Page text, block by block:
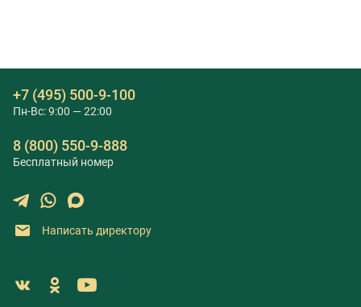
+7 (495) 500-9-100
Пн-Вс: 9:00 — 22:00
8 (800) 550-9-888
Бесплатный номер
Написать директору